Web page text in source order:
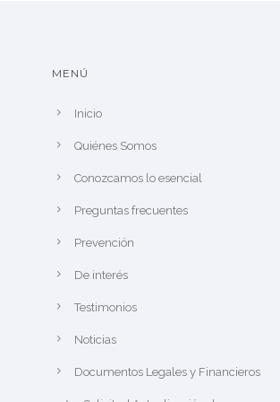
MENÚ
Inicio
Quiénes Somos
Conozcamos lo esencial
Preguntas frecuentes
Prevención
De interés
Testimonios
Noticias
Documentos Legales y Financieros